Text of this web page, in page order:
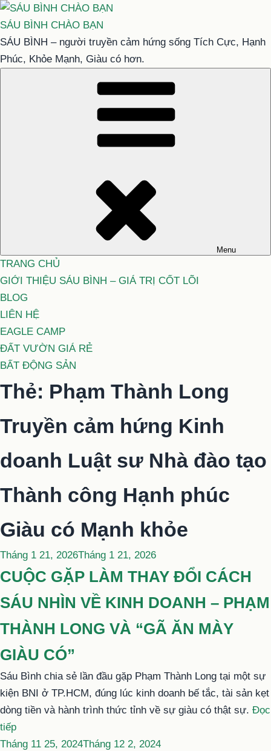
Chuyển
đến
phần
nội
SÁU BÌNH CHÀO BẠN
SÁU BÌNH – người truyền cảm hứng sống Tích Cực, Hạnh
Phúc, Khỏe Mạnh, Giàu có hơn.
Menu
TRANG CHỦ
GIỚI THIỆU SÁU BÌNH – GIÁ TRỊ CỐT LÕI
BLOG
LIÊN HỆ
EAGLE CAMP
ĐẤT VƯỜN GIÁ RẺ
BẤT ĐỘNG SẢN
Thẻ: Phạm Thành Long
Truyền cảm hứng Kinh
doanh Luật sư Nhà đào tạo
Thành công Hạnh phúc
Giàu có Mạnh khỏe
Đăng
trong
Tháng 1 21, 2026Tháng 1 21, 2026
CUỘC GẶP LÀM THAY ĐỔI CÁCH
SÁU NHÌN VỀ KINH DOANH – PHẠM
THÀNH LONG VÀ “GÃ ĂN MÀY
GIÀU CÓ”
Sáu Bình chia sẻ lần đầu gặp Phạm Thành Long tại một sự
kiện BNI ở TP.HCM, đúng lúc kinh doanh bế tắc, tài sản kẹt
dòng tiền và hành trình thức tỉnh về sự giàu có thật sự. Đọc
tiếp“CUỘC
GẶP
Đăng
Tháng 11 25, 2024Tháng 12 2, 2024